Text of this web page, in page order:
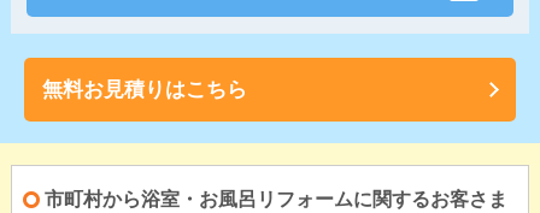
無料お見積りはこちら
市町村から浴室・お風呂リフォームに関するお客さま